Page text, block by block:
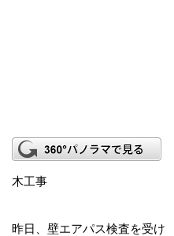
木工事
昨日、壁エアパス検査を受け